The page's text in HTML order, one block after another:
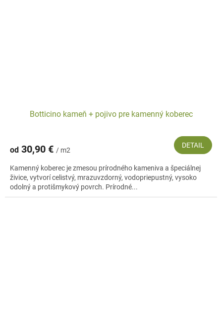
Botticino kameň + pojivo pre kamenný koberec
od 30,90 € / m2
DETAIL
Kamenný koberec je zmesou prírodného kameniva a špeciálnej
živice, vytvorí celistvý, mrazuvzdorný, vodopriepustný, vysoko
odolný a protišmykový povrch. Prírodné...